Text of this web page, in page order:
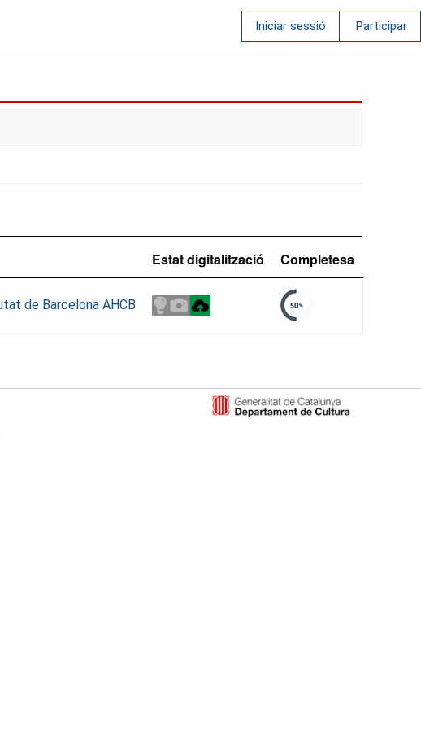
Iniciar sessió Participar
Estat digitalització Completesa
de Barcelona AHCB